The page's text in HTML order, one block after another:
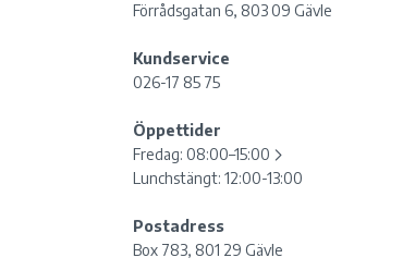
Förrådsgatan 6, 803 09 Gävle
Kundservice
026-17 85 75
Öppettider
Fredag: 08:00–15:00
Lunchstängt: 12:00-13:00
Postadress
Box 783, 801 29 Gävle